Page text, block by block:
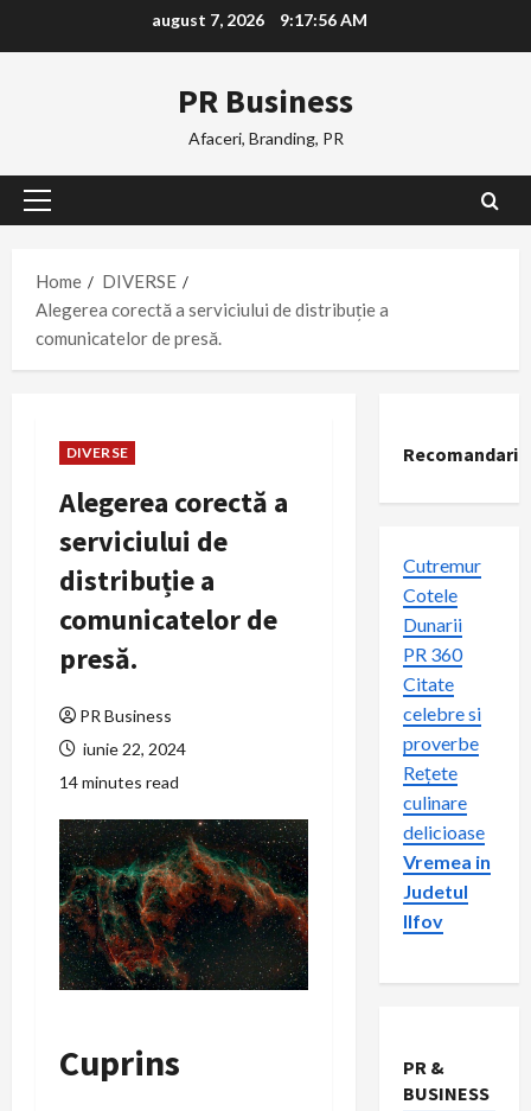
august 7, 2026 9:17:57 AM
PR Business
Afaceri, Branding, PR
Primary
Home
DIVERSE
Alegerea corectă a serviciului de distribuție a
comunicatelor de presă.
DIVERSE
Alegerea corectă a
serviciului de
distribuție a
comunicatelor de
presă.
PR Business
iunie 22, 2024
14 minutes read
Cuprins
Recomandari
Cutremur
Cotele
Dunarii
PR 360
Citate
celebre si
proverbe
Rețete
culinare
delicioase
Vremea in
Judetul
Ilfov
PR &
BUSINESS